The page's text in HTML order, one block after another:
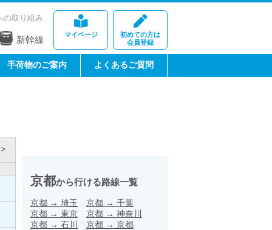
マイページ
初めての方は
会員登録
の取り組み
新幹線
手荷物のご案内 よくあるご質問
京都から行ける路線一覧
京都 → 埼玉 京都 → 千葉
京都 → 東京 京都 → 神奈川
京都 → 石川 京都 → 京都